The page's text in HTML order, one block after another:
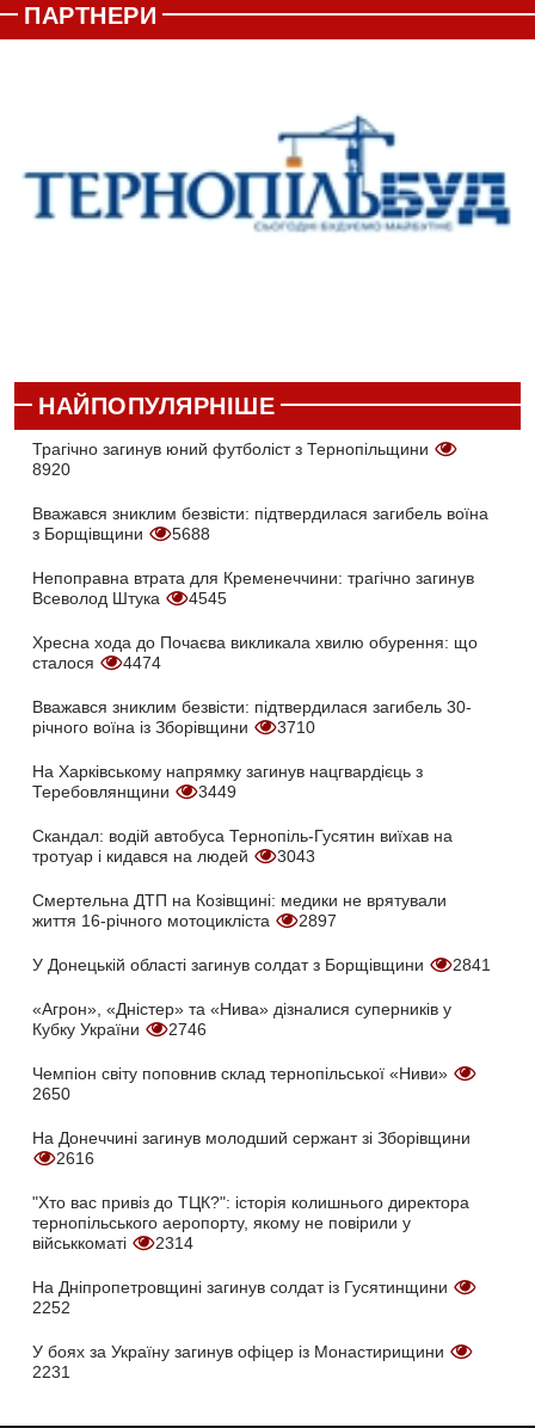
ПАРТНЕРИ
НАЙПОПУЛЯРНІШЕ
Трагічно загинув юний футболіст з Тернопільщини
8920
Вважався зниклим безвісти: підтвердилася загибель воїна
з Борщівщини
5688
Непоправна втрата для Кременеччини: трагічно загинув
Всеволод Штука
4545
Хресна хода до Почаєва викликала хвилю обурення: що
сталося
4474
Вважався зниклим безвісти: підтвердилася загибель 30-
річного воїна із Зборівщини
3710
На Харківському напрямку загинув нацгвардієць з
Теребовлянщини
3449
Скандал: водій автобуса Тернопіль-Гусятин виїхав на
тротуар і кидався на людей
3043
Смертельна ДТП на Козівщині: медики не врятували
життя 16-річного мотоцикліста
2897
У Донецькій області загинув солдат з Борщівщини 2841
«Агрон», «Дністер» та «Нива» дізналися суперників у
Кубку України
2746
Чемпіон світу поповнив склад тернопільської «Ниви»
2650
На Донеччині загинув молодший сержант зі Зборівщини
2616
"Хто вас привіз до ТЦК?": історія колишнього директора
тернопільського аеропорту, якому не повірили у
військкоматі
2314
На Дніпропетровщині загинув солдат із Гусятинщини
2252
У боях за Україну загинув офіцер із Монастирищини
2231